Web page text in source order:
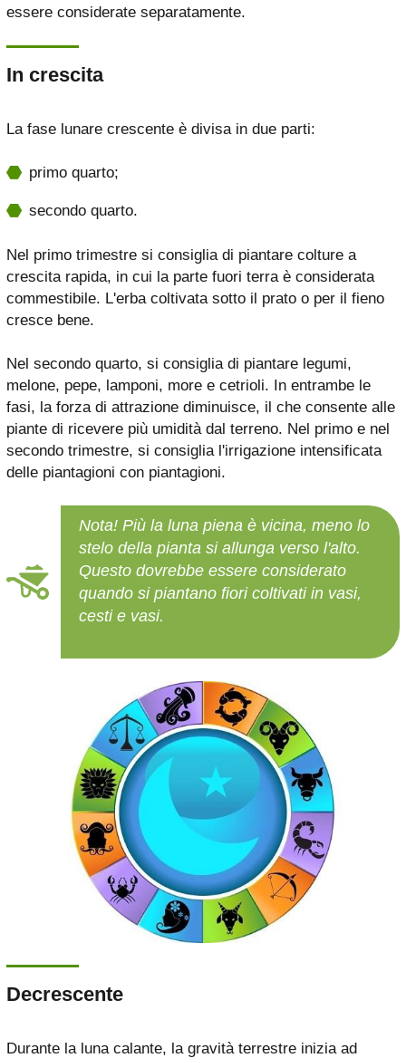
essere considerate separatamente.
In crescita
La fase lunare crescente è divisa in due parti:
primo quarto;
secondo quarto.
Nel primo trimestre si consiglia di piantare colture a
crescita rapida, in cui la parte fuori terra è considerata
commestibile. L'erba coltivata sotto il prato o per il fieno
cresce bene.
Nel secondo quarto, si consiglia di piantare legumi,
melone, pepe, lamponi, more e cetrioli. In entrambe le
fasi, la forza di attrazione diminuisce, il che consente alle
piante di ricevere più umidità dal terreno. Nel primo e nel
secondo trimestre, si consiglia l'irrigazione intensificata
delle piantagioni con piantagioni.
Nota! Più la luna piena è vicina, meno lo
stelo della pianta si allunga verso l'alto.
Questo dovrebbe essere considerato
quando si piantano fiori coltivati ​​in vasi,
cesti e vasi.
Decrescente
Durante la luna calante, la gravità terrestre inizia ad